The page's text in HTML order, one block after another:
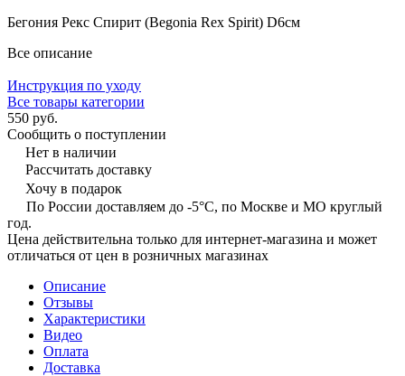
Бегония Рекс Спирит (Begonia Rex Spirit) D6см
Все описание
Инструкция по уходу
Все товары категории
550 руб.
Сообщить о поступлении
Нет в наличии
Рассчитать доставку
Хочу в подарок
По России доставляем до -5°C, по Москве и МО круглый
год.
Цена действительна только для интернет-магазина и может
отличаться от цен в розничных магазинах
Описание
Отзывы
Характеристики
Видео
Оплата
Доставка